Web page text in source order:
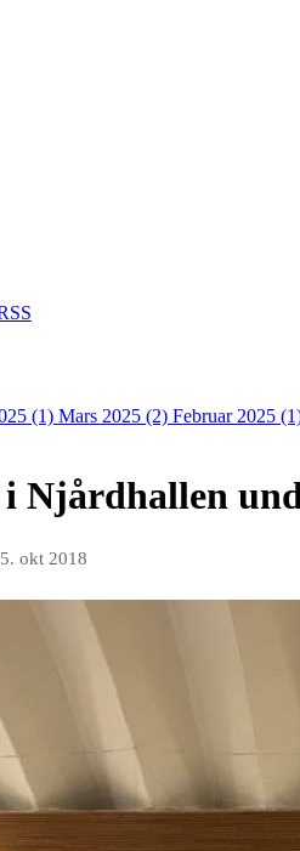
(1) Mars 2025 (2) Februar 2025
Njårdhallen
okt 2018